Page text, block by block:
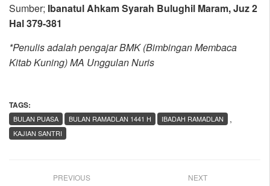
Sumber; Ibanatul Ahkam Syarah Bulughil Maram, Juz 2
Hal 379-381
*Penulis adalah pengajar BMK (Bimbingan Membaca
Kitab Kuning) MA Unggulan Nuris
TAGS:
,
BULAN PUASA BULAN RAMADLAN 1441 H
IBADAH RAMADLAN
KAJIAN SANTRI
PREVIOUS NEXT